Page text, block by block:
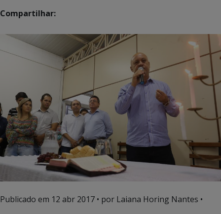
Compartilhar:
Publicado em 12 abr 2017 • por Laiana Horing Nantes •